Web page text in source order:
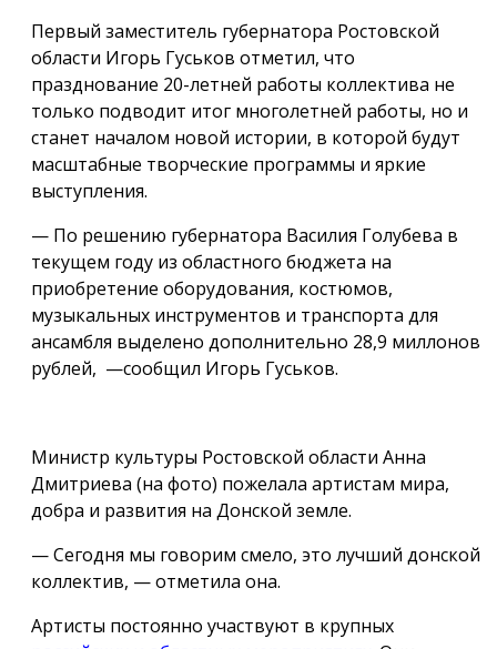
Первый заместитель губернатора Ростовской
области Игорь Гуськов отметил, что
празднование 20-летней работы коллектива не
только подводит итог многолетней работы, но и
станет началом новой истории, в которой будут
масштабные творческие программы и яркие
выступления.
— По решению губернатора Василия Голубева в
текущем году из областного бюджета на
приобретение оборудования, костюмов,
музыкальных инструментов и транспорта для
ансамбля выделено дополнительно 28,9 миллонов
рублей, —сообщил Игорь Гуськов.
Министр культуры Ростовской области Анна
Дмитриева (на фото) пожелала артистам мира,
добра и развития на Донской земле.
— Сегодня мы говорим смело, это лучший донской
коллектив, — отметила она.
Артисты постоянно участвуют в крупных